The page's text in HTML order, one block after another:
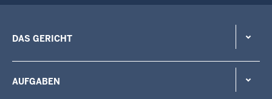
DAS GERICHT
AUFGABEN